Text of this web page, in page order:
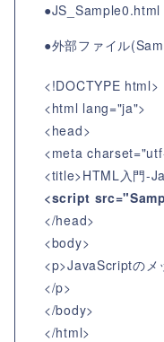
●JS_Sample0.html
●外部ファイル
<!DOCTYPE html>
<html lang="ja">
<head>
<meta
<title>HTML入門-
<script
</head>
<body>
<p>JavaScriptのメ
</p>
</body>
</html>